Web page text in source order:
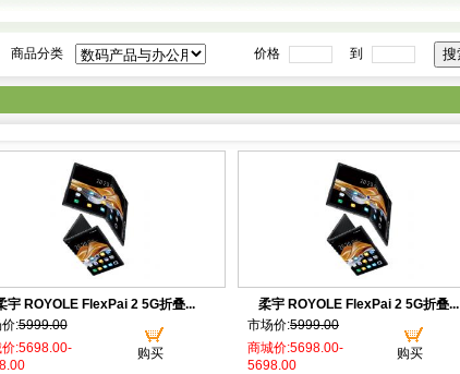
商品分类 价格 到
宇 ROYOLE FlexPai 2 5G折叠...
:5999.00
购买
:5698.00-
柔宇 ROYOLE FlexPai 2 5G折叠...
市场价:5999.00
购买
商城价:5698.00-
5698.00